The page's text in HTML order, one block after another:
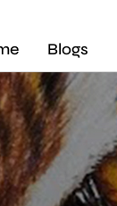
Blogs